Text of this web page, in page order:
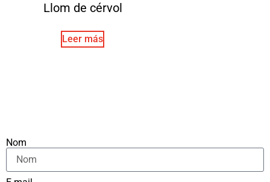
Llom de cérvol
Leer más
Nom